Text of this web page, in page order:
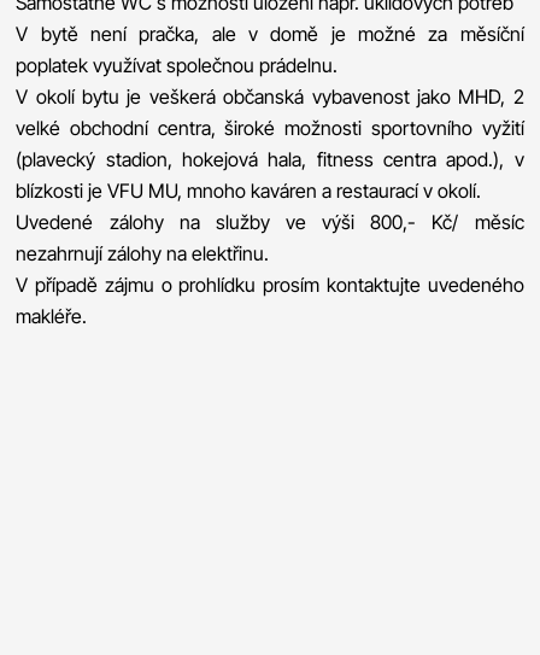
V bytě není pračka, ale v domě je možné za měsíční
poplatek využívat společnou prádelnu.
V okolí bytu je veškerá občanská vybavenost jako MHD, 2
velké obchodní centra, široké možnosti sportovního vyžití
(plavecký stadion, hokejová hala, fitness centra apod.), v
blízkosti je VFU MU, mnoho kaváren a restaurací v okolí.
Uvedené zálohy na služby ve výši 800,- Kč/ měsíc
nezahrnují zálohy na elektřinu.
V případě zájmu o prohlídku prosím kontaktujte uvedeného
makléře.